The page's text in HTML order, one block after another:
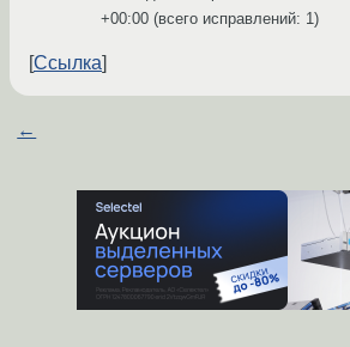
+00:00 (всего исправлений: 1)
Ссылка
←